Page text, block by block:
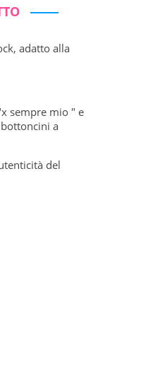
adatto alla
sempre mio " e
a
del